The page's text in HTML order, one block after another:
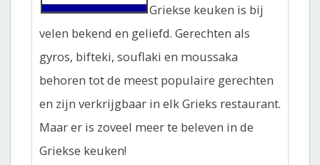
Griekse keuken is bij
velen bekend en geliefd. Gerechten als
gyros, bifteki, souflaki en moussaka
behoren tot de meest populaire gerechten
en zijn verkrijgbaar in elk Grieks restaurant.
Maar er is zoveel meer te beleven in de
Griekse keuken!